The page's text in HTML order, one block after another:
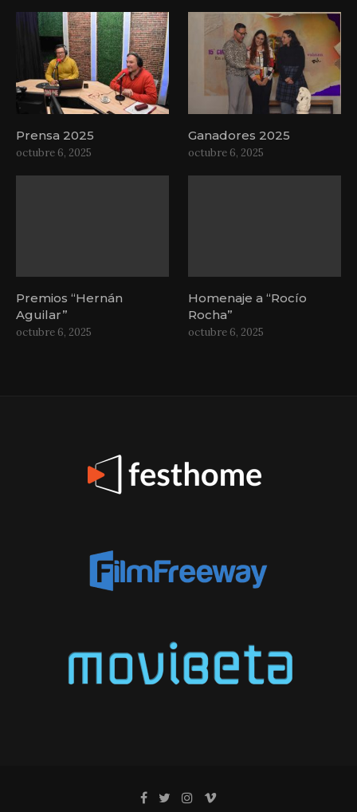
Prensa 2025
octubre 6, 2025
Ganadores 2025
octubre 6, 2025
Premios “Hernán
Aguilar”
octubre 6, 2025
Homenaje a “Rocío
Rocha”
octubre 6, 2025